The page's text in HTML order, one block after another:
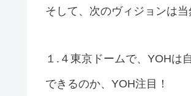
そして、次のヴィジョンは
１.４東京ドームで、YOHは
できるのか、YOH注目！